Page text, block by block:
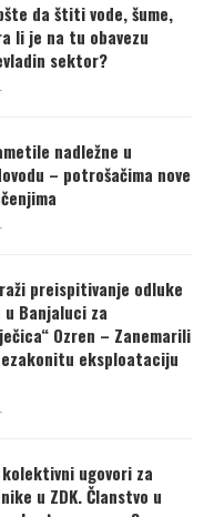
da štiti vode, šume,
li je na tu obavezu
sektor?
nadležne u
– potrošačima nove
preispitivanje odluke
u Banjaluci za
Ozren – Zanemarili
eksploataciju
ugovori za
u ZDK. Članstvo u